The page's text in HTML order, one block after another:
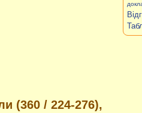
(360 / 224-276),